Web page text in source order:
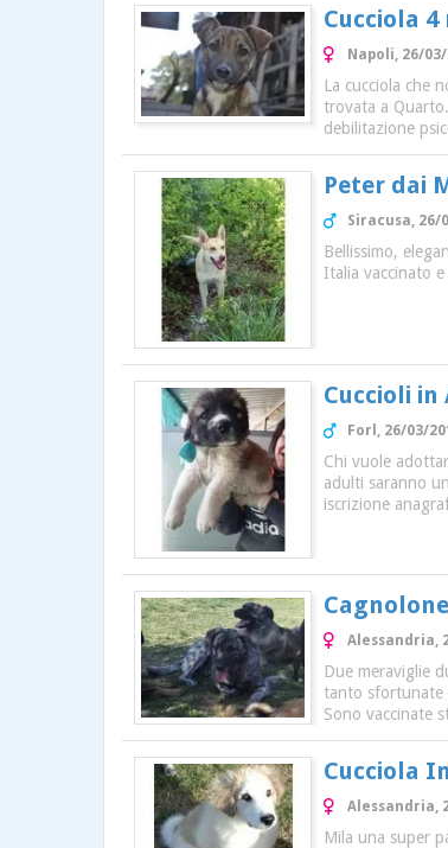
Cucciola
Napoli, 26/
La cucciola che
trovata a
debilitazione
Peter dai
Siracusa,
Bellissimo,
Italia vaccinato
Cuccioli in
Forl, 26/03/
Chi vuole
adulti saranno
iscrizione
Alessandria,
Due meraviglie
tanto sfortunate
Sono vaccinate
Cucciola
Alessandria,
Mila una super